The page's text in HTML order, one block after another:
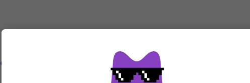
35,80 €
Madison MAD VR60 Ретро радио